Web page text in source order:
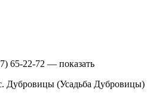
65-22-72 — показать
Дубровицы (Усадьба Дубровицы)